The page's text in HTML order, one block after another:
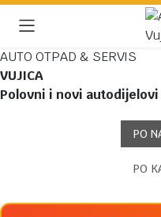
AUTO OTPAD & SERVIS
VUJICA
Polovni i novi
PO
PO